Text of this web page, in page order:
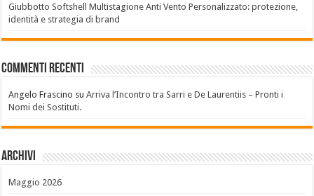
Giubbotto Softshell Multistagione Anti Vento Personalizzato: protezione,
identità e strategia di brand
Commenti recenti
Angelo Frascino suArriva l’Incontro tra Sarri e De Laurentiis – Pronti i
Nomi dei Sostituti.
Archivi
Maggio 2026